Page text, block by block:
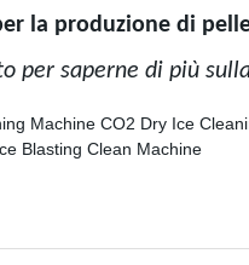
la produzione di
per saperne di più